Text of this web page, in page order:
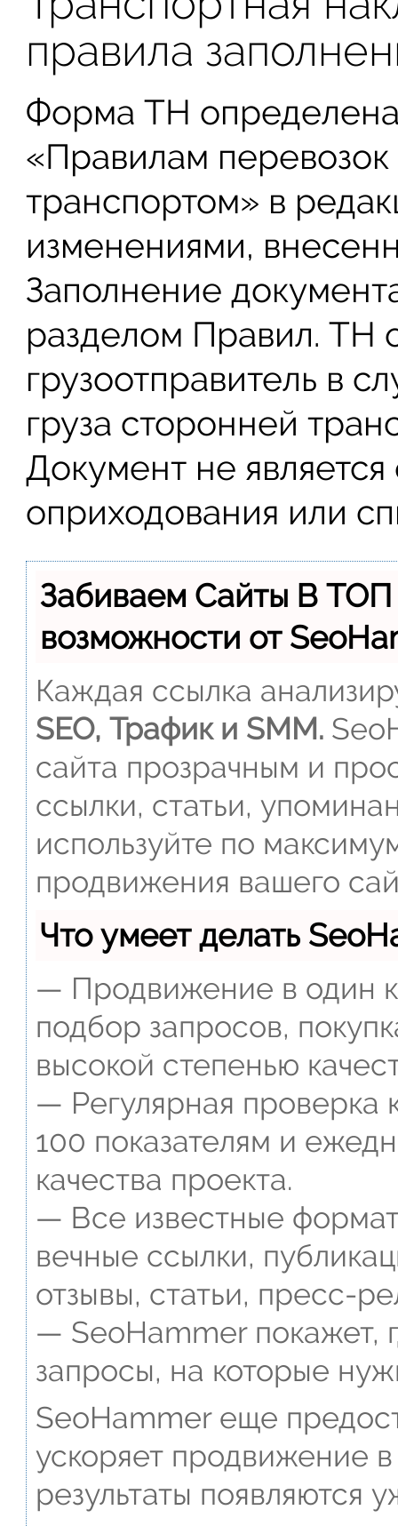
правила
Форма ТН
«Правилам
транспортом» в
изменениями,
Заполнение
разделом Правил. ТН
грузоотправитель в
груза сторонней
Документ не
оприходования или
Забиваем Сайты В
возможности от
Каждая ссылка
SEO, Трафик и SMM.
сайта прозрачным и
ссылки, статьи,
используйте по
продвижения вашего
Что умеет делать
— Продвижение в один
подбор запросов,
высокой степенью
— Регулярная проверка
100 показателям и
качества проекта.
— Все известные
вечные ссылки,
отзывы, статьи, пресс-
— SeoHammer покажет,
запросы, на которые
SeoHammer еще
ускоряет продвижение
результаты появляются